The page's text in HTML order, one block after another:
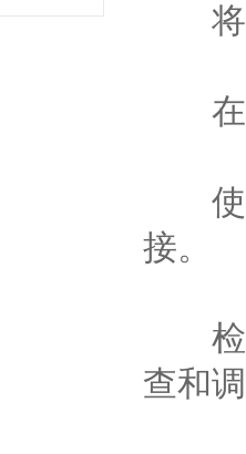
将管
在软
使用
接。
检查
查和